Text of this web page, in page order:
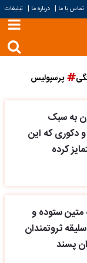
تماس با ما | درباره ما | تبلیغات
پرسپولیس
به سبک
دکوری که این
کرده
متین ستوده و
ثروتمندان
پسند